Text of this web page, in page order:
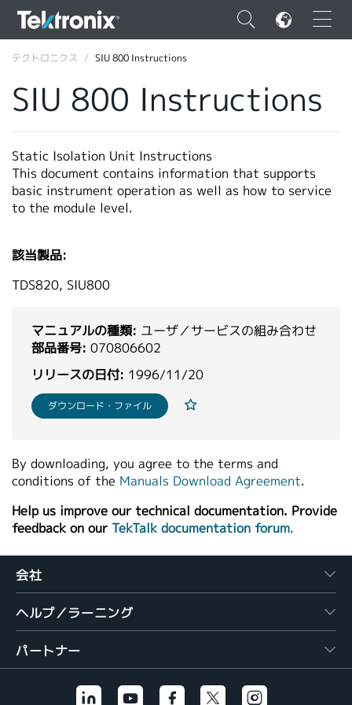
×
ENGLISH
FRANÇAIS
DEUTSCH
VIỆT NAM
韓国語
繁體中文
テクトロニクス SIU 800 Instructions
SIU 800 Instructions
Static Isolation Unit Instructions
This document contains information that supports
basic instrument operation as well as how to service
to the module level.
該当製品:
TDS820, SIU800
マニュアルの種類: ユーザ／サービスの組み合わせ
部品番号: 070806602
リリースの日付: 1996/11/20
ダウンロード・ファイル
By downloading, you agree to the terms and
conditions of the Manuals Download Agreement.
Help us improve our technical documentation. Provide
feedback on our TekTalk documentation forum.
会社
ヘルプ／ラーニング
パートナー